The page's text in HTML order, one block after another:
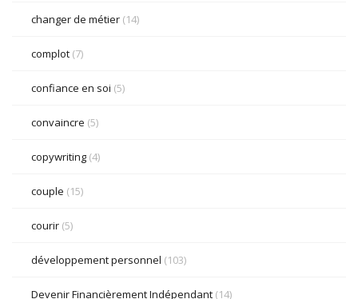
changer de métier (14)
complot (7)
confiance en soi (5)
convaincre (5)
copywriting (4)
couple (15)
courir (5)
développement personnel (103)
Devenir Financièrement Indépendant (14)